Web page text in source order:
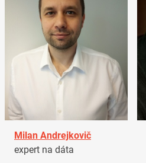
Milan Andrejkovič
expert na dáta